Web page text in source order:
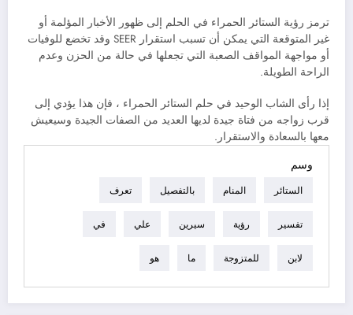
ترمز رؤية الستائر الحمراء في الحلم إلى ظهور الأخبار المؤلمة أو
غير المتوقعة التي يمكن أن تسبب استقرار SEER وقد تخضع للوفيات
أو مواجهة المواقف الصعبة التي تجعلها في حالة من الحزن وعدم
الراحة الطويلة.
إذا رأى الشاب الوحيد في حلم الستائر الحمراء ، فإن هذا يؤدي إلى
قرب زواجه من فتاة جيدة لديها العديد من الصفات الجيدة وسيعيش
معها بالسعادة والاستقرار.
وسم
الستائر المنام بالتفصيل تعرف
تفسير رؤية سيرين علي في
لابن للمتزوجة ما هو